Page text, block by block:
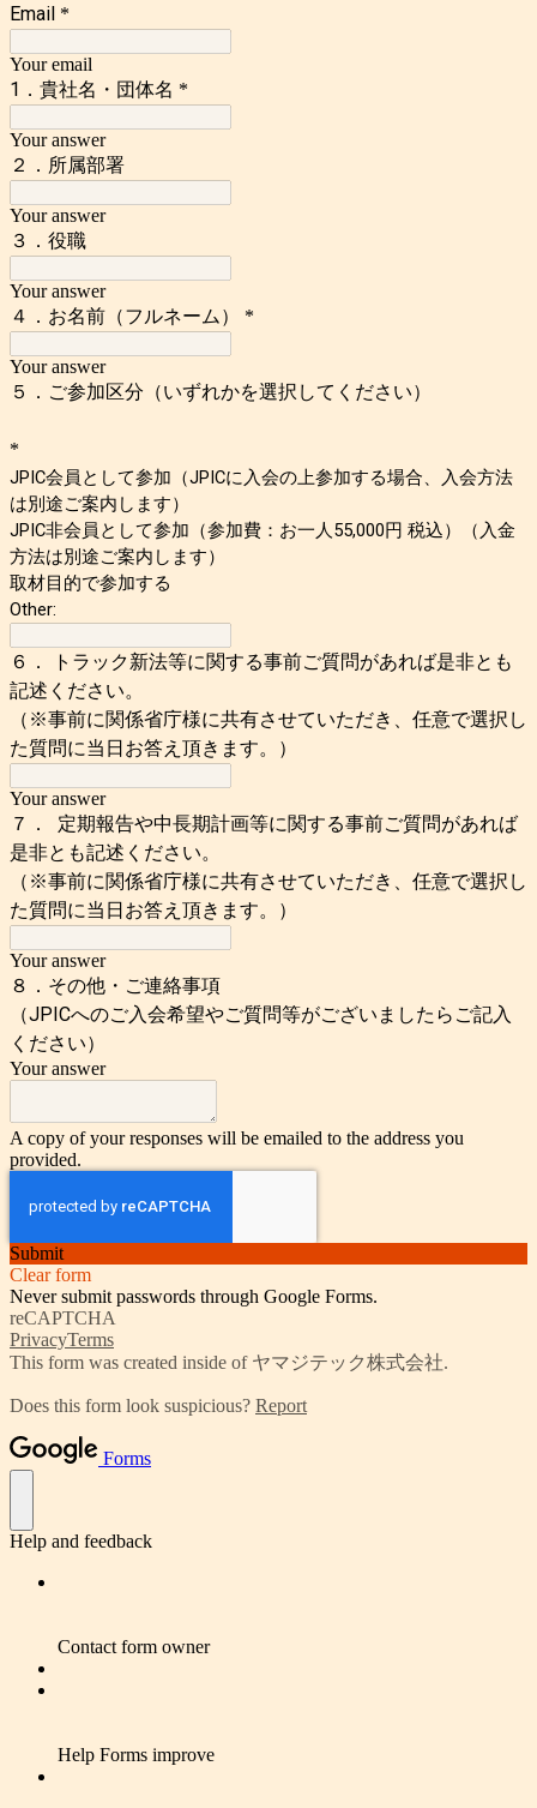
Email *
Your email
1．貴社名・団体名 *
Your answer
２．所属部署
Your answer
３．役職
Your answer
４．お名前（フルネーム） *
Your answer
５．ご参加区分（いずれかを選択してください）
*
JPIC会員として参加（JPICに入会の上参加する場合、入会方法
は別途ご案内します）
JPIC非会員として参加（参加費：お一人55,000円 税込）（入金
方法は別途ご案内します）
取材目的で参加する
Other:
６． トラック新法等に関する事前ご質問があれば是非とも
記述ください。
（※事前に関係省庁様に共有させていただき、任意で選択し
た質問に当日お答え頂きます。）
Your answer
７． 定期報告や中長期計画等に関する事前ご質問があれば
是非とも記述ください。
（※事前に関係省庁様に共有させていただき、任意で選択し
た質問に当日お答え頂きます。）
Your answer
８．その他・ご連絡事項
（JPICへのご入会希望やご質問等がございましたらご記入
ください）
Your answer
A copy of your responses will be emailed to the address you
provided.
Submit
Clear form
Never submit passwords through Google Forms.
reCAPTCHA
PrivacyTerms
This form was created inside of ヤマジテック株式会社.
Does this form look suspicious? Report
Forms
Help and feedback
Contact form owner
Help Forms improve